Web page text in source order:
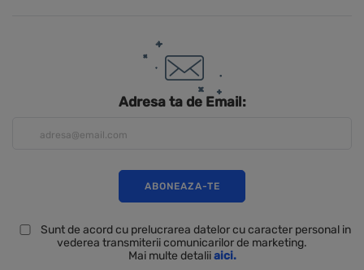
Adresa ta de Email:
Sunt de acord cu prelucrarea datelor cu caracter personal in
vederea transmiterii comunicarilor de marketing.
Mai multe detaliiaici.